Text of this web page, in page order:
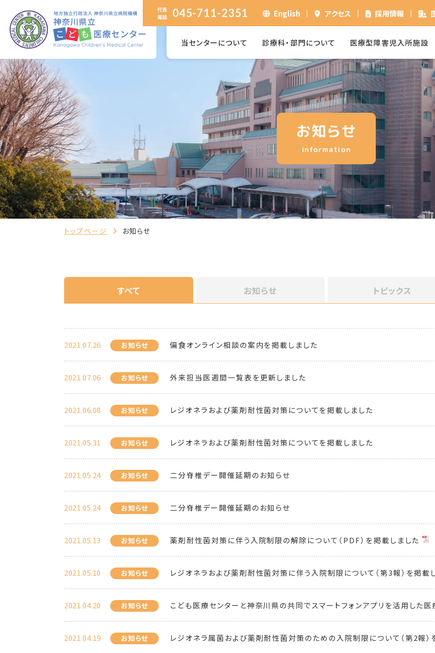
代表
電話
045-711-2351 English アクセス 採用情報
当センターについて 診療科・部門について 医療型障害児入所施設
お知らせ
information
トップページ お知らせ
すべて お知らせ トピックス
2021.07.26 お知らせ 偏食オンライン相談の案内を掲載しました
2021.07.06 お知らせ 外来担当医週間一覧表を更新しました
2021.06.08 お知らせ レジオネラおよび薬剤耐性菌対策についてを掲載しました
2021.05.31 お知らせ レジオネラおよび薬剤耐性菌対策についてを掲載しました
2021.05.24 お知らせ 二分脊椎デー開催延期のお知らせ
2021.05.24 お知らせ 二分脊椎デー開催延期のお知らせ
2021.05.13 お知らせ 薬剤耐性菌対策に伴う入院制限の解除について（PDF）を掲載しました
2021.05.10 お知らせ レジオネラおよび薬剤耐性菌対策に伴う入院制限について（第3報）を掲載
2021.04.20 お知らせ こども医療センターと神奈川県の共同でスマートフォンアプリを活用した
2021.04.19 お知らせ レジオネラ属菌および薬剤耐性菌対策のための入院制限について（第2報）